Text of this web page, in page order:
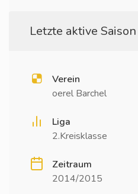
Letzte aktive Saison
Verein
oerel Barchel
Liga
2.Kreisklasse
Zeitraum
2014/2015